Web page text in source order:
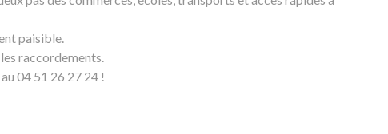
paisible.
raccordements.
04 51 26 27 24 !